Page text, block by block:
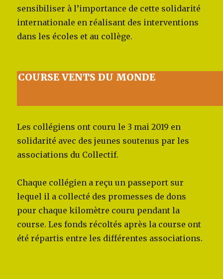
sensibiliser à l’importance de cette solidarité
internationale en réalisant des interventions
dans les écoles et au collège.
COURSE VENTS DU MONDE
Les collégiens ont couru le 3 mai 2019 en
solidarité avec des jeunes soutenus par les
associations du Collectif.
Chaque collégien a reçu un passeport sur
lequel il a collecté des promesses de dons
pour chaque kilomètre couru pendant la
course. Les fonds récoltés après la course ont
été répartis entre les différentes associations.